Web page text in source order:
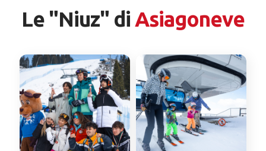
Le "Niuz" di Asiagoneve